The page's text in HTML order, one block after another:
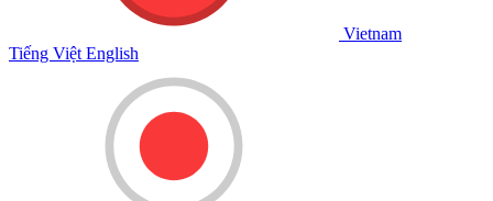
Vietnam
Tiếng Việt English